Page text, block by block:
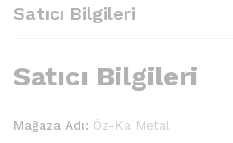
Satıcı Bilgileri
Satıcı Bilgileri
Mağaza Adı: Öz-Ka Metal